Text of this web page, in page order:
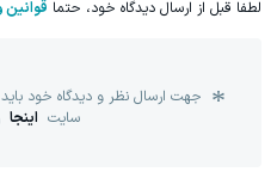
لطفا قبل از ارسال دیدگاه خود، حتما قوانین
جهت ارسال نظر و دیدگاه خود
سایت اینجا